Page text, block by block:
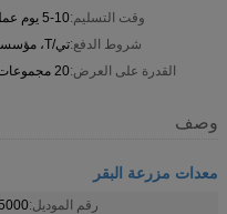
وقت التسليم:5-10 يوم عمل
شروط الدفع:تي/T، مؤسسة ويسترن يونيون، Moneygram
القدرة على العرض:20 مجموعات/الشهر
وصف
معدات مزرعة البقر
رقم الموديل: